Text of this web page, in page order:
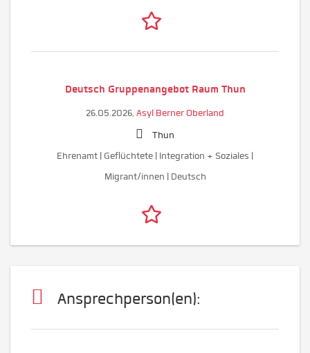
Deutsch Gruppenangebot Raum Thun
26.05.2026, Asyl Berner Oberland
Thun
Ehrenamt | Geflüchtete | Integration + Soziales |
Migrant/innen | Deutsch
Ansprechperson(en):